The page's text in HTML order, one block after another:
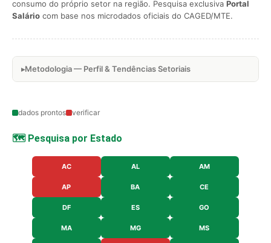
consumo do próprio setor na região. Pesquisa exclusiva Portal
Salário com base nos microdados oficiais do CAGED/MTE.
Metodologia — Perfil & Tendências Setoriais
dados prontos verificar
🗺️ Pesquisa por Estado
AC AL AM
AP BA CE
DF ES GO
MA MG MS